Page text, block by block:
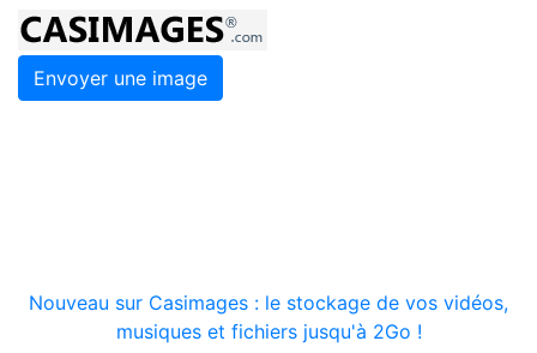
Envoyer une image
Nouveau sur Casimages : le stockage de vos vidéos,
musiques et fichiers jusqu'à 2Go !